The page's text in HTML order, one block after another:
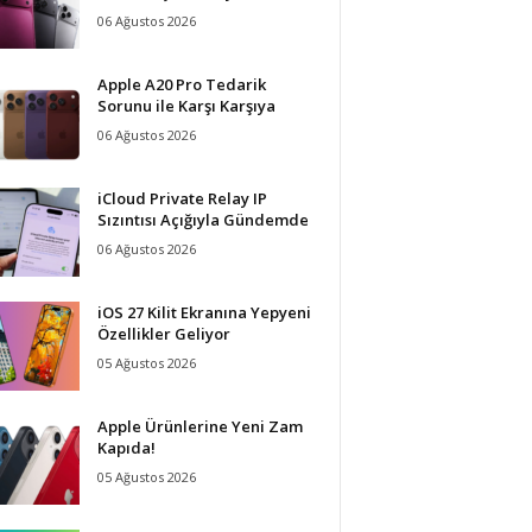
06 Ağustos 2026
Apple A20 Pro Tedarik
Sorunu ile Karşı Karşıya
06 Ağustos 2026
iCloud Private Relay IP
Sızıntısı Açığıyla Gündemde
06 Ağustos 2026
iOS 27 Kilit Ekranına Yepyeni
Özellikler Geliyor
05 Ağustos 2026
Apple Ürünlerine Yeni Zam
Kapıda!
05 Ağustos 2026